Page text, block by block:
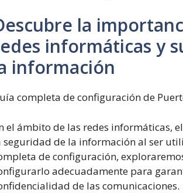
la
informáticas y
información
completa de configuración de
el ámbito de las redes informáticas,
seguridad de la información al ser
de configuración,
adecuadamente para
de las comunicaciones.